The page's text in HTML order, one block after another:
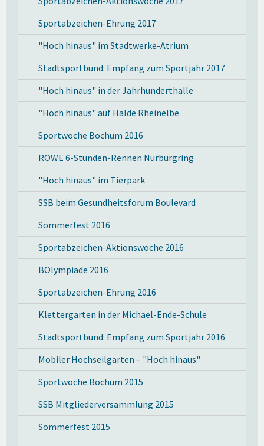
Sportabzeichen-Ehrung 2017
"Hoch hinaus" im Stadtwerke-Atrium
Stadtsportbund: Empfang zum Sportjahr 2017
"Hoch hinaus" in der Jahrhunderthalle
"Hoch hinaus" auf Halde Rheinelbe
Sportwoche Bochum 2016
ROWE 6-Stunden-Rennen Nürburgring
"Hoch hinaus" im Tierpark
SSB beim Gesundheitsforum Boulevard
Sommerfest 2016
Sportabzeichen-Aktionswoche 2016
BOlympiade 2016
Sportabzeichen-Ehrung 2016
Klettergarten in der Michael-Ende-Schule
Stadtsportbund: Empfang zum Sportjahr 2016
Mobiler Hochseilgarten – "Hoch hinaus"
Sportwoche Bochum 2015
SSB Mitgliederversammlung 2015
Sommerfest 2015